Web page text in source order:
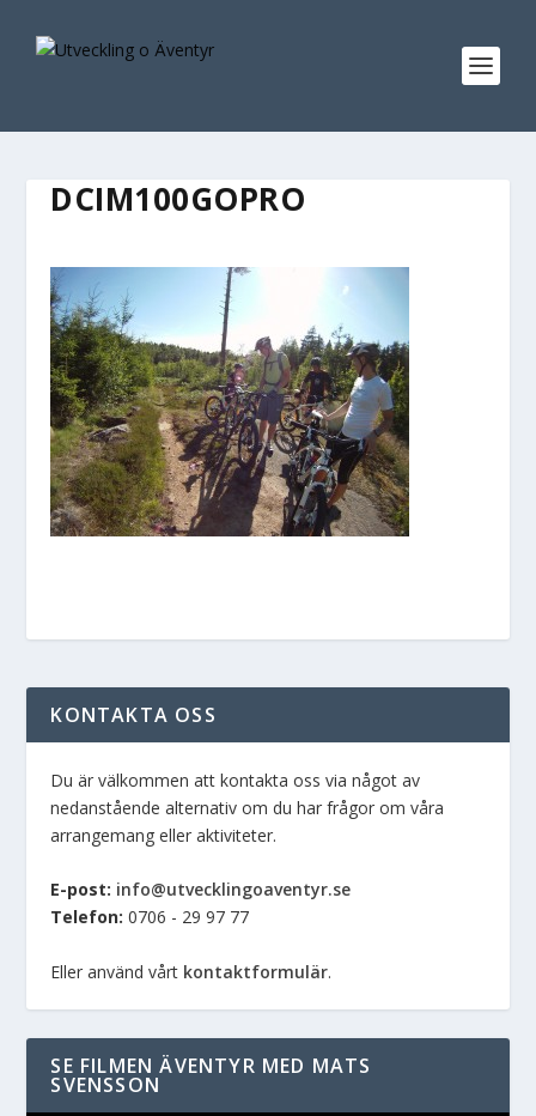
DCIM100GOPRO
KONTAKTA OSS
Du är välkommen att kontakta oss via något av
nedanstående alternativ om du har frågor om våra
arrangemang eller aktiviteter.
E-post: info@utvecklingoaventyr.se
Telefon: 0706 - 29 97 77
Eller använd vårt kontaktformulär.
SE FILMEN ÄVENTYR MED MATS
SVENSSON